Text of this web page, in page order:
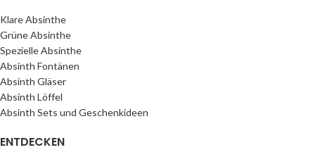
Klare Absinthe
Grüne Absinthe
Spezielle Absinthe
Absinth Fontänen
Absinth Gläser
Absinth Löffel
Absinth Sets und Geschenkideen
ENTDECKEN